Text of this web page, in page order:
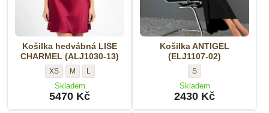
Košilka hedvábná LISE
CHARMEL (ALJ1030-13)
Košilka
hedvábná
LISE
XS
Košilka
hedvábná
LISE
M
Košilka
LISE
L
Skladem
5470 Kč
Košilka ANTIGEL
(ELJ1107-02)
Košilka
ANTIGEL
(ELJ1107-
S
Skladem
2430 Kč